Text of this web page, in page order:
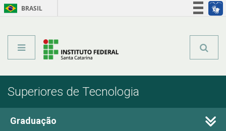
BRASIL
Superiores de Tecnologia
Graduação